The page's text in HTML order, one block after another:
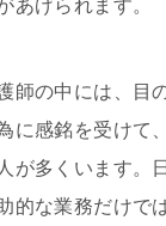
あげられます。
師の中には、目
に感銘を受けて
が多くいます。
的な業務だけで